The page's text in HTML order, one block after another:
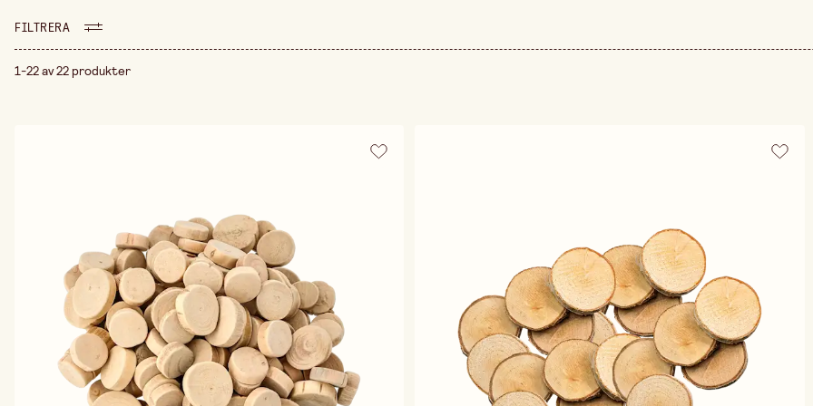
FILTRERA
1-22 av 22 produkter